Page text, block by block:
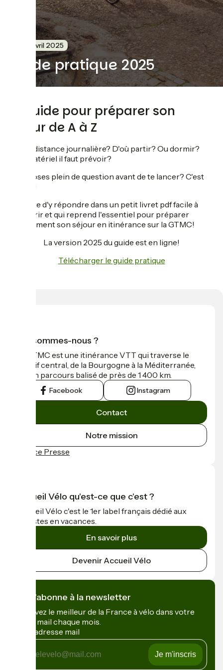
29 avril 2025
Guide pratique 2025
Le guide pour préparer son
séjour de A à Z
Quelle distance journalière? D'où partir? Ou dormir?
Quel matériel il faut prévoir?
Tu te poses plein de question avant de te lancer? C'est
On tente d'y répondre dans un petit livret pdf facile à
parcourir et qui reprend l'essentiel pour préparer
sereinement son séjour en itinérance sur la GTMC!
La version 2025 du guide est en ligne!
Télécharger le guide pratique
Qui sommes-nous ?
La GTMC est une itinérance VTT qui traverse le
Massif central, de la Bourgogne à la Méditerranée,
sur un parcours balisé de près de 1 400 km.
Facebook Instagram
Contact
Notre mission
Espace Presse
Accueil Vélo qu'est-ce que c'est ?
Accueil Vélo c'est le 1er label français dédié aux
cyclistes en vacances.
En savoir plus
Devenir Accueil Vélo
Je m'abonne à la newsletter
Recevez le meilleur de la France à vélo dans votre
boîte mail chaque mois.
Mon adresse mail
adresse